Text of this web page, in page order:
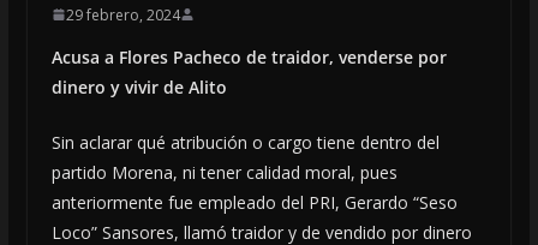
29 febrero, 2024
Acusa a Flores Pacheco de traidor, venderse por
dinero y vivir de Alito
Sin aclarar qué atribución o cargo tiene dentro del
partido Morena, ni tener calidad moral, pues
anteriormente fue empleado del PRI, Gerardo “Seso
Loco” Sansores, llamó traidor y de vendido por dinero